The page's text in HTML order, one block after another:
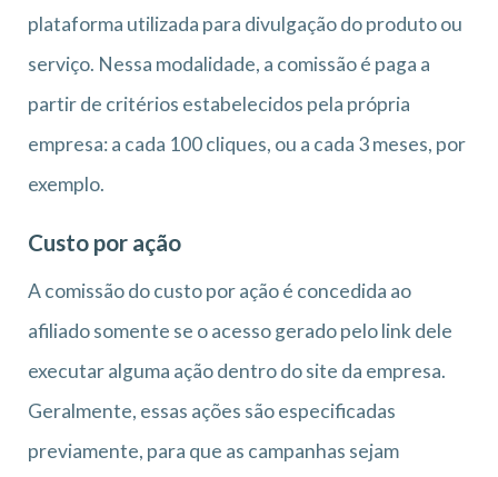
plataforma utilizada para divulgação do produto ou
serviço. Nessa modalidade, a comissão é paga a
partir de critérios estabelecidos pela própria
empresa: a cada 100 cliques, ou a cada 3 meses, por
exemplo.
Custo por ação
A comissão do custo por ação é concedida ao
afiliado somente se o acesso gerado pelo link dele
executar alguma ação dentro do site da empresa.
Geralmente, essas ações são especificadas
previamente, para que as campanhas sejam